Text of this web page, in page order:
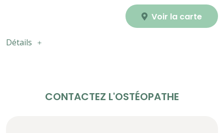
Voir la carte
Détails
CONTACTEZ L'OSTÉOPATHE